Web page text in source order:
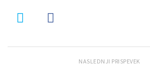
NASLEDNJI PRISPEVEK